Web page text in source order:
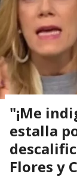
"¡Me
estalla
Flores y